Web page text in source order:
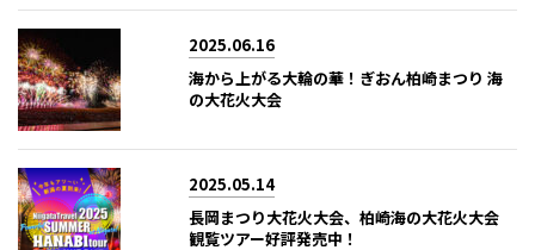
2025.06.16
海から上がる大輪の華！ぎおん柏崎まつり 海
の大花火大会
2025.05.14
長岡まつり大花火大会、柏崎海の大花火大会
観覧ツアー好評発売中！